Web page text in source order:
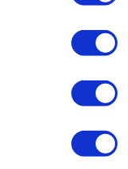
Hinterzarten
den Gehweg
halten wir eine